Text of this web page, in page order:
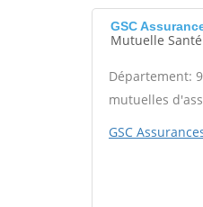
GSC
Mutuelle
Département:
mutuelles
GSC